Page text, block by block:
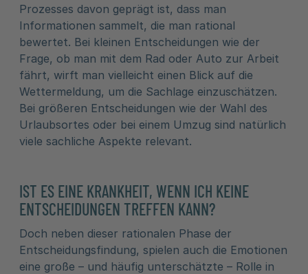
Prozesses davon geprägt ist, dass man
Informationen sammelt, die man rational
bewertet. Bei kleinen Entscheidungen wie der
Frage, ob man mit dem Rad oder Auto zur Arbeit
fährt, wirft man vielleicht einen Blick auf die
Wettermeldung, um die Sachlage einzuschätzen.
Bei größeren Entscheidungen wie der Wahl des
Urlaubsortes oder bei einem Umzug sind natürlich
viele sachliche Aspekte relevant.
IST ES EINE KRANKHEIT, WENN ICH KEINE
ENTSCHEIDUNGEN TREFFEN KANN?
Doch neben dieser rationalen Phase der
Entscheidungsfindung, spielen auch die Emotionen
eine große – und häufig unterschätzte – Rolle in